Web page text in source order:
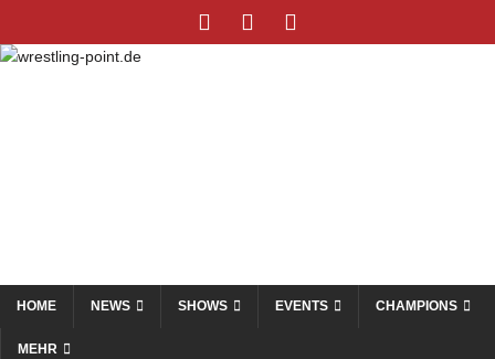
HOME NEWS SHOWS EVENTS CHAMPIONS
MEHR